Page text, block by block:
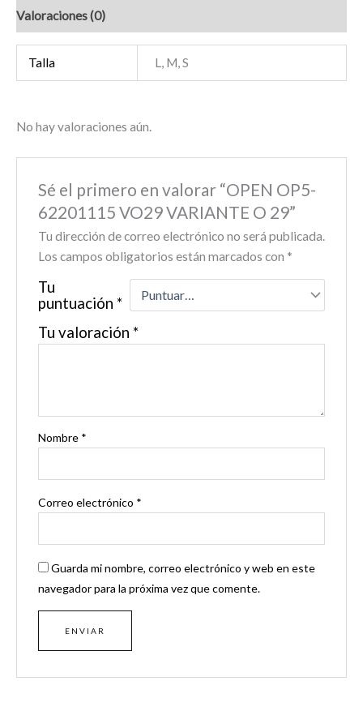
Valoraciones (0)
Talla L, M, S
No hay valoraciones aún.
Sé el primero en valorar “OPEN OP5-
62201115 VO29 VARIANTE O 29”
Tu dirección de correo electrónico no será publicada.
Los campos obligatorios están marcados con *
Tu
puntuación *
Tu valoración *
Nombre *
Correo electrónico *
Guarda mi nombre, correo electrónico y web en este
navegador para la próxima vez que comente.